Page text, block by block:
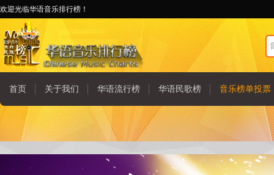
欢迎光临华语音乐排行榜！
首页 关于我们 华语流行榜 华语民歌榜 音乐榜单投票